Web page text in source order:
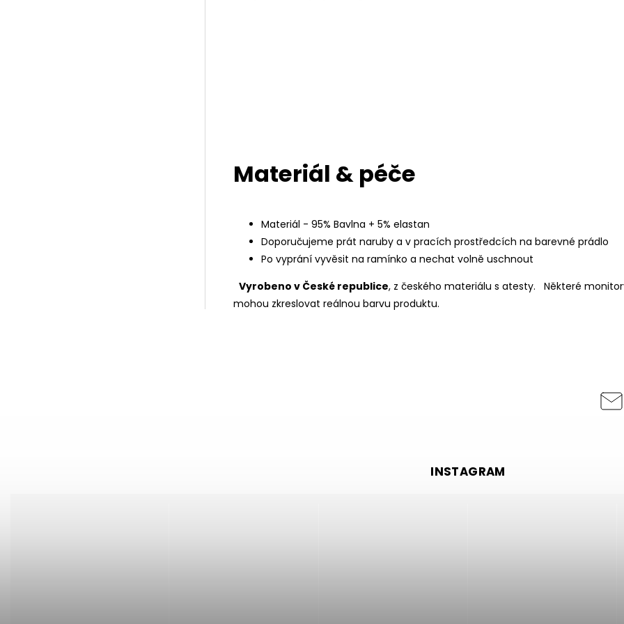
Materiál & péče
Materiál - 95% Bavlna + 5% elastan
Doporučujeme prát naruby a v pracích prostředcích na barevné prádlo
Po vyprání vyvěsit na ramínko a nechat volně uschnout
Vyrobeno v České republice, z českého materiálu s atesty.
Některé
mohou zkreslovat reálnou barvu produktu.
INSTAGRAM